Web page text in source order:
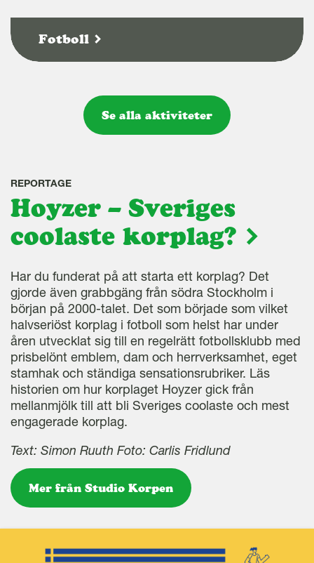
Fotboll
Se alla aktiviteter
REPORTAGE
Hoyzer – Sveriges
coolaste korplag?
Har du funderat på att starta ett korplag? Det
gjorde även grabbgäng från södra Stockholm i
början på 2000-talet. Det som började som vilket
halvseriöst korplag i fotboll som helst har under
åren utvecklat sig till en regelrätt fotbollsklubb med
prisbelönt emblem, dam och herrverksamhet, eget
stamhak och ständiga sensationsrubriker. Läs
historien om hur korplaget Hoyzer gick från
mellanmjölk till att bli Sveriges coolaste och mest
engagerade korplag.
Text: Simon Ruuth Foto: Carlis Fridlund
Mer från Studio Korpen